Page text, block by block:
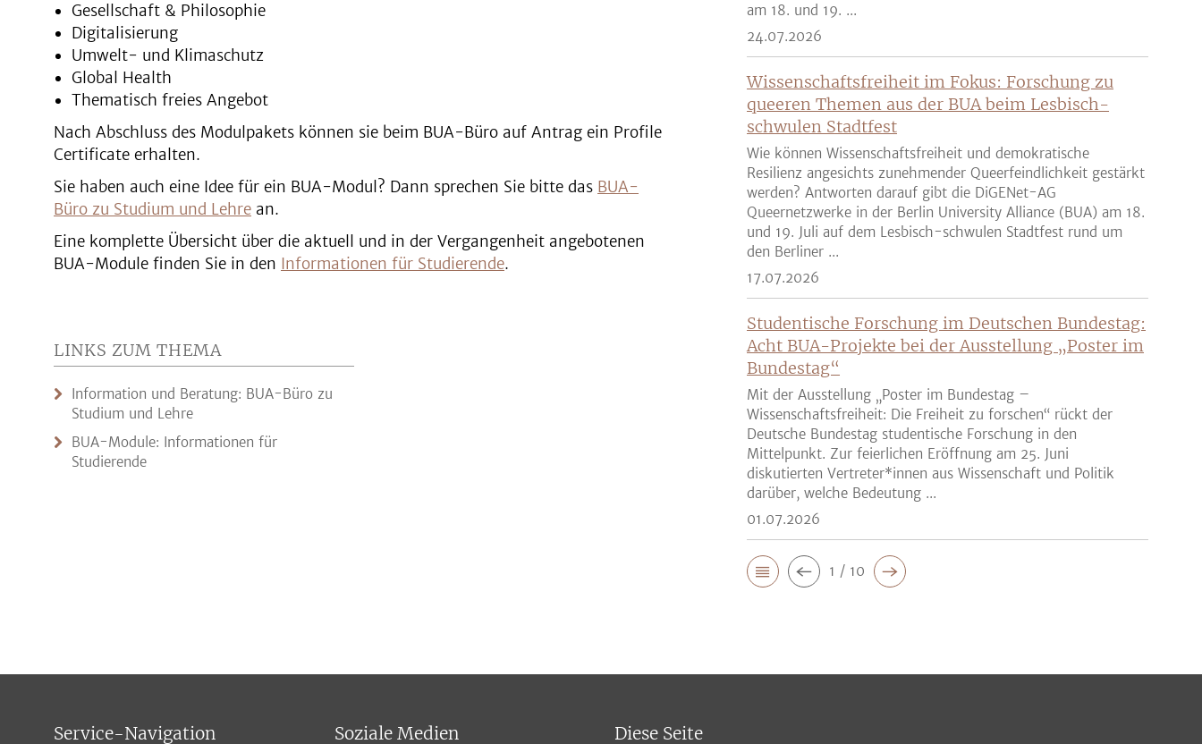
Gesellschaft & Philosophie
Digitalisierung
Umwelt- und Klimaschutz
Global Health
Thematisch freies Angebot
Nach Abschluss des Modulpakets können sie beim BUA-Büro auf Antrag ein Profile
Certificate erhalten.
Sie haben auch eine Idee für ein BUA-Modul? Dann sprechen Sie bitte das BUA-
Büro zu Studium und Lehre an.
Eine komplette Übersicht über die aktuell und in der Vergangenheit angebotenen
BUA-Module finden Sie in den Informationen für Studierende.
LINKS ZUM THEMA
Information und Beratung: BUA-Büro zu
Studium und Lehre
BUA-Module: Informationen für
Studierende
am 18. und 19. ...
24.07.2026
Wissenschaftsfreiheit im Fokus: Forschung zu
queeren Themen aus der BUA beim Lesbisch-
schwulen Stadtfest
Wie können Wissenschaftsfreiheit und demokratische
Resilienz angesichts zunehmender Queerfeindlichkeit gestärkt
werden? Antworten darauf gibt die DiGENet-AG
Queernetzwerke in der Berlin University Alliance (BUA) am 18.
und 19. Juli auf dem Lesbisch-schwulen Stadtfest rund um
den Berliner ...
17.07.2026
Studentische Forschung im Deutschen Bundestag:
Acht BUA-Projekte bei der Ausstellung „Poster im
Bundestag“
Mit der Ausstellung „Poster im Bundestag –
Wissenschaftsfreiheit: Die Freiheit zu forschen“ rückt der
Deutsche Bundestag studentische Forschung in den
Mittelpunkt. Zur feierlichen Eröffnung am 25. Juni
diskutierten Vertreter*innen aus Wissenschaft und Politik
darüber, welche Bedeutung ...
01.07.2026
1 / 10
Service-Navigation Soziale Medien Diese Seite